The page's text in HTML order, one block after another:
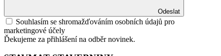
Odeslat
Souhlasím se shromažďováním osobních údajů pro
marketingové účely
Ďekujeme za přihlášení na odběr novinek.